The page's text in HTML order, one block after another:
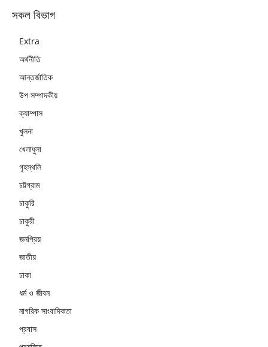
সকল বিভাগ
Extra
অর্থনীতি
আন্তর্জাতিক
উপ সম্পাদকীয়
ক্যাম্পাস
খুলনা
খেলাধুলা
গৃহস্থলি
চট্টগ্রাম
চাকুরি
চাকুরী
জনপ্রিয়
জাতীয়
ঢাকা
ধর্ম ও জীবন
নাগরিক সাংবাদিকতা
প্রবাস